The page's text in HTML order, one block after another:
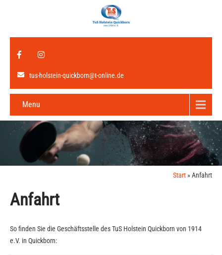
tus-holstein-quickborn@t-online.de
Menu
Start »Anfahrt
Anfahrt
So finden Sie die Geschäftsstelle des TuS Holstein Quickborn von 1914
e.V. in Quickborn: